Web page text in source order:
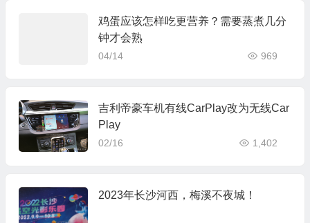
鸡蛋应该怎样吃更营养？需要蒸煮几分
钟才会熟
04/14 969
吉利帝豪车机有线CarPlay改为无线Car
Play
02/16 1,402
2023年长沙河西，梅溪不夜城！